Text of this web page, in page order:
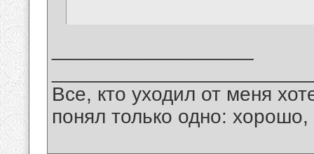
Все, кто уходил от меня
понял только одно: